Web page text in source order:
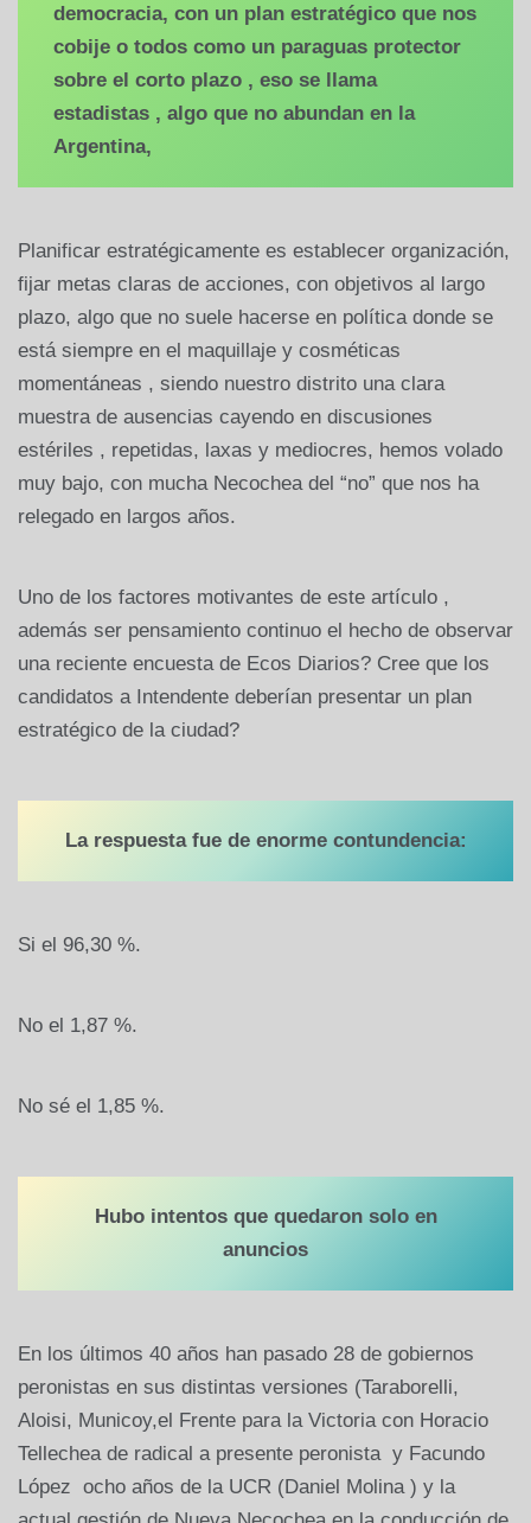
democracia, con un plan estratégico que nos
cobije o todos como un paraguas protector
sobre el corto plazo , eso se llama
estadistas , algo que no abundan en la
Argentina,
Planificar estratégicamente es establecer organización,
fijar metas claras de acciones, con objetivos al largo
plazo, algo que no suele hacerse en política donde se
está siempre en el maquillaje y cosméticas
momentáneas , siendo nuestro distrito una clara
muestra de ausencias cayendo en discusiones
estériles , repetidas, laxas y mediocres, hemos volado
muy bajo, con mucha Necochea del “no” que nos ha
relegado en largos años.
Uno de los factores motivantes de este artículo ,
además ser pensamiento continuo el hecho de observar
una reciente encuesta de Ecos Diarios? Cree que los
candidatos a Intendente deberían presentar un plan
estratégico de la ciudad?
La respuesta fue de enorme contundencia:
Si el 96,30 %.
No el 1,87 %.
No sé el 1,85 %.
Hubo intentos que quedaron solo en
anuncios
En los últimos 40 años han pasado 28 de gobiernos
peronistas en sus distintas versiones (Taraborelli,
Aloisi, Municoy,el Frente para la Victoria con Horacio
Tellechea de radical a presente peronista y Facundo
López ocho años de la UCR (Daniel Molina ) y la